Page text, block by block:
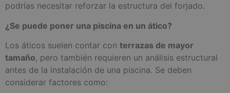
podrías necesitar reforzar la estructura del forjado.
¿Se puede poner una piscina en un ático?
Los áticos suelen contar con terrazas de mayor
tamaño, pero también requieren un análisis estructural
antes de la instalación de una piscina. Se deben
considerar factores como: